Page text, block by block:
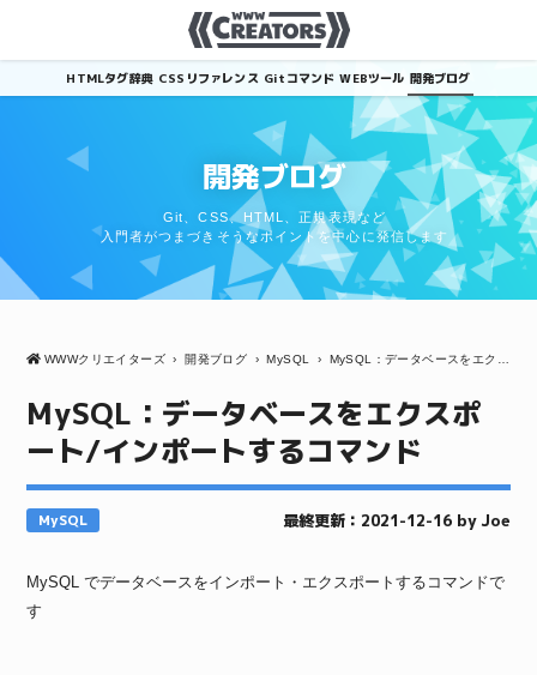
HTMLタグ辞典 CSSリファレンス Gitコマンド WEBツール 開発ブログ
開発ブログ
Git、CSS、HTML、正規表現など
入門者がつまづきそうなポイントを中心に発信します
WWWクリエイターズ › 開発ブログ › MySQL › MySQL：データベースをエクスポート/インポートするコマンド
MySQL：データベースをエクスポ
ート/インポートするコマンド
MySQL 最終更新：2021-12-16 by Joe
MySQL でデータベースをインポート・エクスポートするコマンドで
す